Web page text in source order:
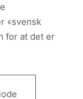
«svensk
for at det er